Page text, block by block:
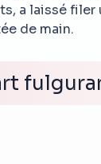
a laissé
de main.